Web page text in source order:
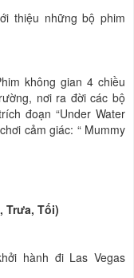
thiệu những bộ phim
không gian 4 chiều
nơi ra đời các bộ
đoạn “Under Water
cảm giác: “ Mummy
Trưa, Tối)
hành đi Las Vegas